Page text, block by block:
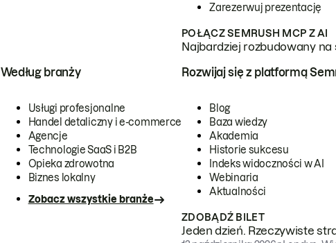
Zarezerwuj prezentację
POŁĄCZ SEMRUSH MCP Z AI
Najbardziej rozbudowany
Według branży
Usługi profesjonalne
Handel detaliczny i e-commerce
Agencje
Technologie SaaS i B2B
Opieka zdrowotna
Biznes lokalny
Zobacz wszystkie branże
Rozwijaj się z platformą
Blog
Baza wiedzy
Akademia
Historie sukcesu
Indeks widoczności w AI
Webinaria
Aktualności
ZDOBĄDŹ BILET
Jeden dzień. Rzeczywiste